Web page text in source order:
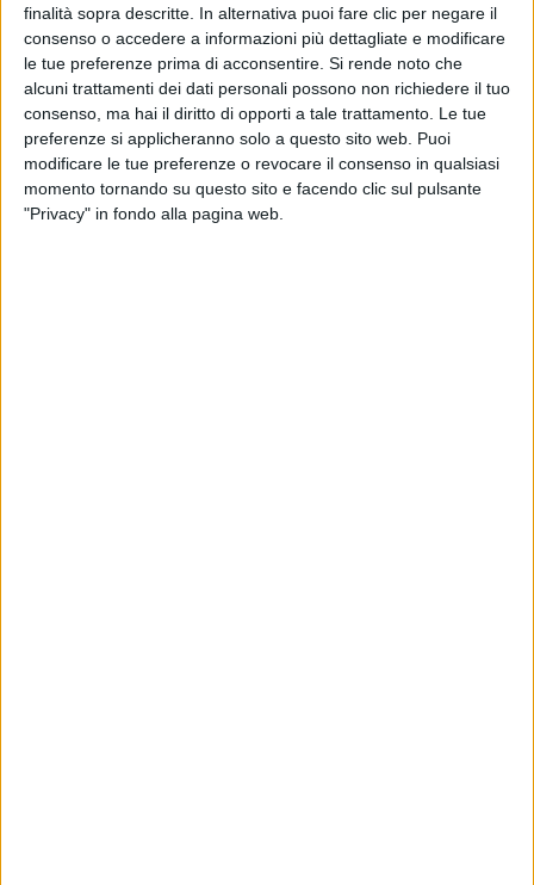
finalità sopra descritte. In alternativa puoi fare clic per negare il
consenso o accedere a informazioni più dettagliate e modificare
le tue preferenze prima di acconsentire. Si rende noto che
alcuni trattamenti dei dati personali possono non richiedere il tuo
consenso, ma hai il diritto di opporti a tale trattamento. Le tue
preferenze si applicheranno solo a questo sito web. Puoi
modificare le tue preferenze o revocare il consenso in qualsiasi
momento tornando su questo sito e facendo clic sul pulsante
"Privacy" in fondo alla pagina web.
Visualizza questo post su Instagram